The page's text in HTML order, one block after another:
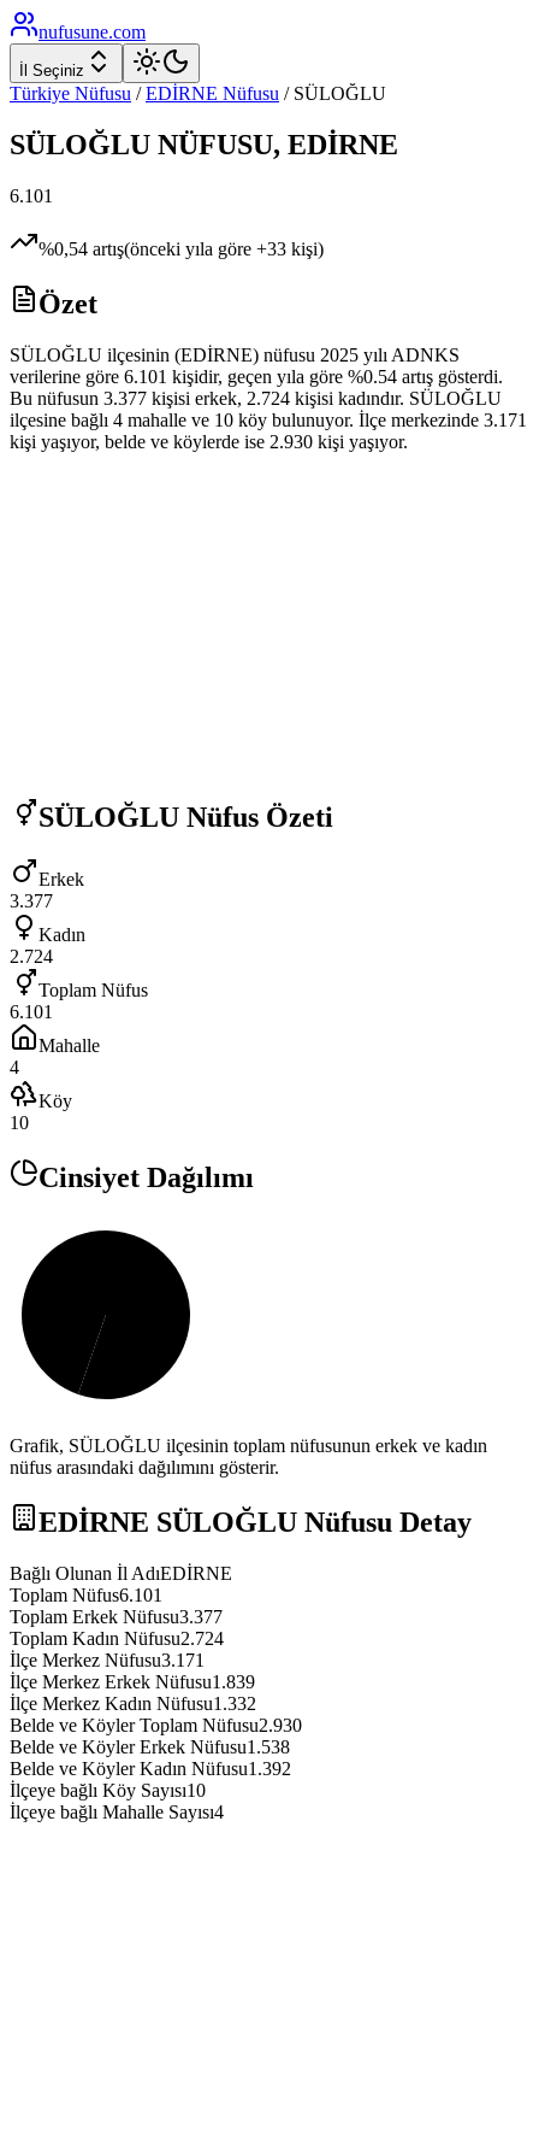
nufusune.com
İl Seçiniz
Türkiye Nüfusu / EDİRNE Nüfusu / SÜLOĞLU
SÜLOĞLU NÜFUSU, EDİRNE
6.101
%0,54 artış(önceki yıla göre +33 kişi)
Özet
SÜLOĞLU ilçesinin (EDİRNE) nüfusu 2025 yılı ADNKS
verilerine göre 6.101 kişidir, geçen yıla göre %0.54 artış gösterdi.
Bu nüfusun 3.377 kişisi erkek, 2.724 kişisi kadındır. SÜLOĞLU
ilçesine bağlı 4 mahalle ve 10 köy bulunuyor. İlçe merkezinde 3.171
kişi yaşıyor, belde ve köylerde ise 2.930 kişi yaşıyor.
SÜLOĞLU Nüfus Özeti
Erkek
3.377
Kadın
2.724
Toplam Nüfus
6.101
Mahalle
4
Köy
10
Cinsiyet Dağılımı
Grafik, SÜLOĞLU ilçesinin toplam nüfusunun erkek ve kadın
nüfus arasındaki dağılımını gösterir.
EDİRNE SÜLOĞLU Nüfusu Detay
Bağlı Olunan İl AdıEDİRNE
Toplam Nüfus6.101
Toplam Erkek Nüfusu3.377
Toplam Kadın Nüfusu2.724
İlçe Merkez Nüfusu3.171
İlçe Merkez Erkek Nüfusu1.839
İlçe Merkez Kadın Nüfusu1.332
Belde ve Köyler Toplam Nüfusu2.930
Belde ve Köyler Erkek Nüfusu1.538
Belde ve Köyler Kadın Nüfusu1.392
İlçeye bağlı Köy Sayısı10
İlçeye bağlı Mahalle Sayısı4